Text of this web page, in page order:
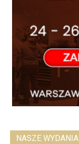
NASZE WYDANIA